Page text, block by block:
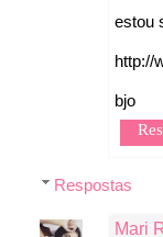
estou
http://
bjo
Respostas
Mari